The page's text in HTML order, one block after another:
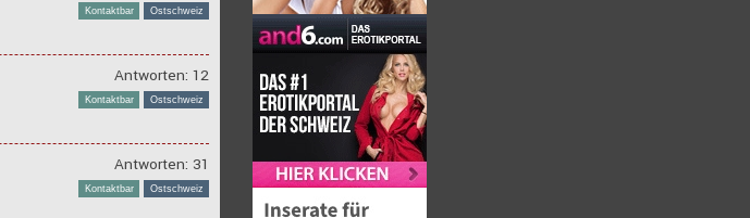
Kontaktbar Ostschweiz
Antworten: 12
Kontaktbar Ostschweiz
Antworten: 31
Kontaktbar Ostschweiz